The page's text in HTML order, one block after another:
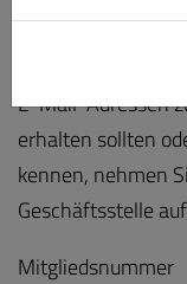
anschließend ein
E-Mail-Adressen
erhalten sollten
kennen, nehmen
Geschäftsstelle
Mitgliedsnummer